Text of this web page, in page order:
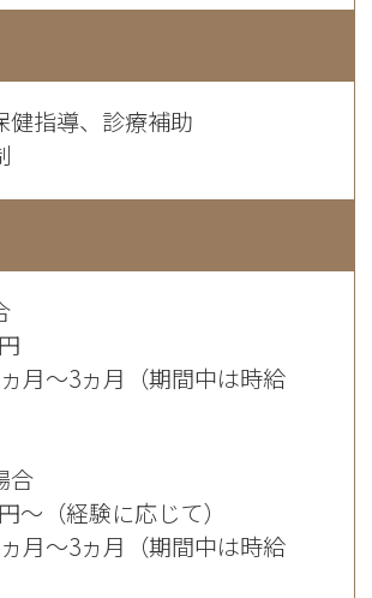
健指導、診療補助
月～3ヵ月（期間中は時給
合
～（経験に応じて）
月～3ヵ月（期間中は時給